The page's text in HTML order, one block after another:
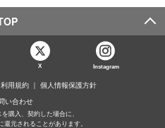
X Instagram
利用規約 個人情報保護方針
い合わせ
購入、契約した場合に、
元されることがあります。